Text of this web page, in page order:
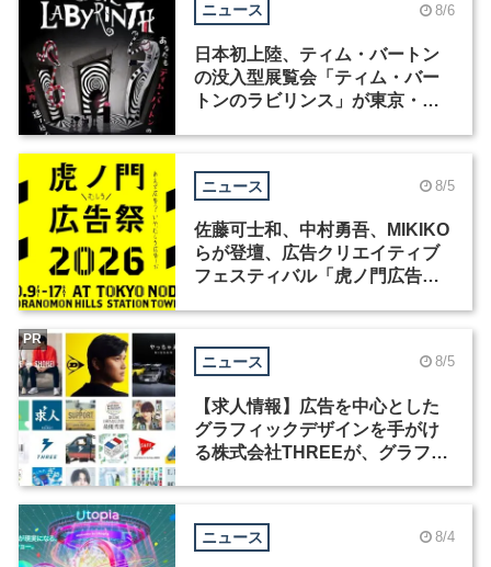
ニュース 8/6
日本初上陸、ティム・バートン
の没入型展覧会「ティム・バー
トンのラビリンス」が東京・豊
ニュース 8/5
佐藤可士和、中村勇吾、MIKIKO
らが登壇、広告クリエイティブ
フェスティバル「虎ノ門広告
ニュース 8/5
【求人情報】広告を中心とした
グラフィックデザインを手がけ
る株式会社THREEが、グラフィ
PR
ニュース 8/4